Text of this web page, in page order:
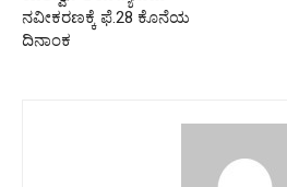
ನವೀಕರಣಕ್ಕೆ ಫೆ.28 ಕೊನೆಯ
ದಿನಾಂಕ